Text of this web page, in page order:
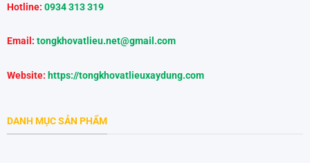
Hotline: 0934 313 319
Email: tongkhovatlieu.net@gmail.com
Website: https://tongkhovatlieuxaydung.com
DANH MỤC SẢN PHẨM